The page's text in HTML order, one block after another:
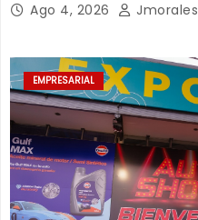
Ago 4, 2026 Jmorales
EMPRESARIAL